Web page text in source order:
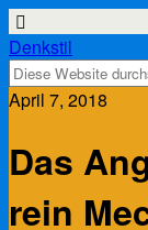
Denkstil
April 7, 2018
Das
rein